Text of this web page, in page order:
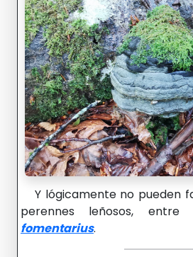
Y lógicamente no pueden
perennes leñosos,
fomentarius.